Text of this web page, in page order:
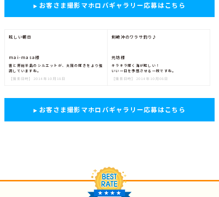
お客さま撮影マホロバギャラリー応募はこちら
眩しい朝日
mai-masa様
雲と房総半島のシルエットが、太陽の輝きをより強
調していますね。
【撮影日時】2014年10月18日
剣崎沖のワラサ釣り♪
元坊様
キラキラ輝く海が眩しい！
いい一日を予感させる一枚ですね。
【撮影日時】2014年10月08日
お客さま撮影マホロバギャラリー応募はこちら